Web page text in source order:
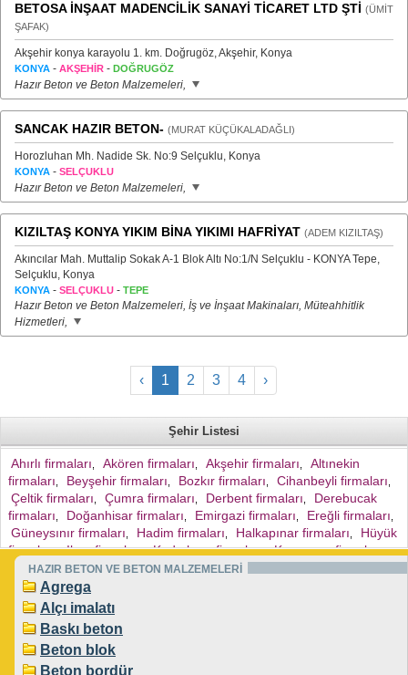
BETOSA İNŞAAT MADENCİLİK SANAYİ TİCARET LTD ŞTİ (ÜMİT
ŞAFAK)
Akşehir konya karayolu 1. km. Doğrugöz, Akşehir, Konya
KONYA - AKŞEHİR - DOĞRUGÖZ
Hazır Beton ve Beton Malzemeleri,
SANCAK HAZIR BETON- (MURAT KÜÇÜKALADAĞLI)
Horozluhan Mh. Nadide Sk. No:9 Selçuklu, Konya
KONYA - SELÇUKLU
Hazır Beton ve Beton Malzemeleri,
KIZILTAŞ KONYA YIKIM BİNA YIKIMI HAFRİYAT (ADEM KIZILTAŞ)
Akıncılar Mah. Muttalip Sokak A-1 Blok Altı No:1/N Selçuklu - KONYA Tepe,
Selçuklu, Konya
KONYA - SELÇUKLU - TEPE
Hazır Beton ve Beton Malzemeleri, İş ve İnşaat Makinaları, Müteahhitlik
Hizmetleri,
‹ 1 2 3 4 ›
Şehir Listesi
Ahırlı firmaları Akören firmaları Akşehir firmaları
Altınekin
firmaları
Beyşehir firmaları Bozkır firmaları Cihanbeyli firmaları
Çeltik firmaları Çumra firmaları Derbent firmaları
Derebucak
firmaları
Doğanhisar firmaları Emirgazi firmaları Ereğli firmaları
Güneysınır firmaları Hadim firmaları Halkapınar firmaları
Hüyük
firmaları, Ilgın firmaları, Kadınhanı firmaları, Karapınar firmaları,
Karatay firmaları, Kulu firmaları, Meram firmaları
firmaları, Sarayönü firmaları
firmaları, Taşkent firmaları
Yunak firmaları Yeniceoba firmaları
HAZIR BETON VE BETON MALZEMELERİ
Agrega
Alçı imalatı
Baskı beton
Beton blok
Beton bordür